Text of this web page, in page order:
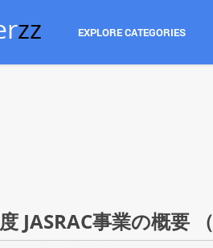
zz EXPLORE CATEGORIES
JASRAC事業の概要